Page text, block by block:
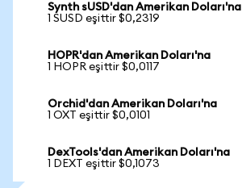
Synth sUSD'dan Amerikan Doları'na
1 SUSD eşittir $0,2319
HOPR'dan Amerikan Doları'na
1 HOPR eşittir $0,0117
Orchid'dan Amerikan Doları'na
1 OXT eşittir $0,0101
DexTools'dan Amerikan Doları'na
1 DEXT eşittir $0,1073